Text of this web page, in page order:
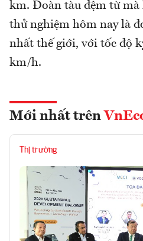
km. Đoàn tàu đệm từ
thử nghiệm hôm nay là
nhất thế giới, với tốc độ
km/h.
Mới nhất trên
Thị trường